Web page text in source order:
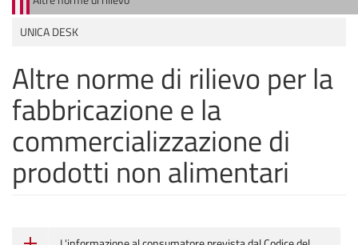
UNICA DESK
Altre norme di rilievo per la
fabbricazione e la
commercializzazione di
prodotti non alimentari